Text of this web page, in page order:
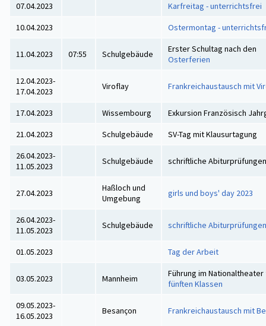
07.04.2023
Karfreitag - unterrichtsfrei
10.04.2023
Ostermontag -
11.04.2023 07:55 Schulgebäude
Erster Schultag nach den
Osterferien
12.04.2023-
17.04.2023
Viroflay Frankreichaustausch mit
17.04.2023 Wissembourg
Exkursion Französisch
21.04.2023
Schulgebäude
SV-Tag mit Klausurtagung
26.04.2023-
11.05.2023
Schulgebäude schriftliche Abiturprüfungen
27.04.2023
Haßloch und
Umgebung
girls und boys' day 2023
26.04.2023-
11.05.2023
Schulgebäude schriftliche Abiturprüfungen
01.05.2023 Tag der Arbeit
03.05.2023 Mannheim
Führung im
fünften Klassen
09.05.2023-
16.05.2023
Besançon Frankreichaustausch mit